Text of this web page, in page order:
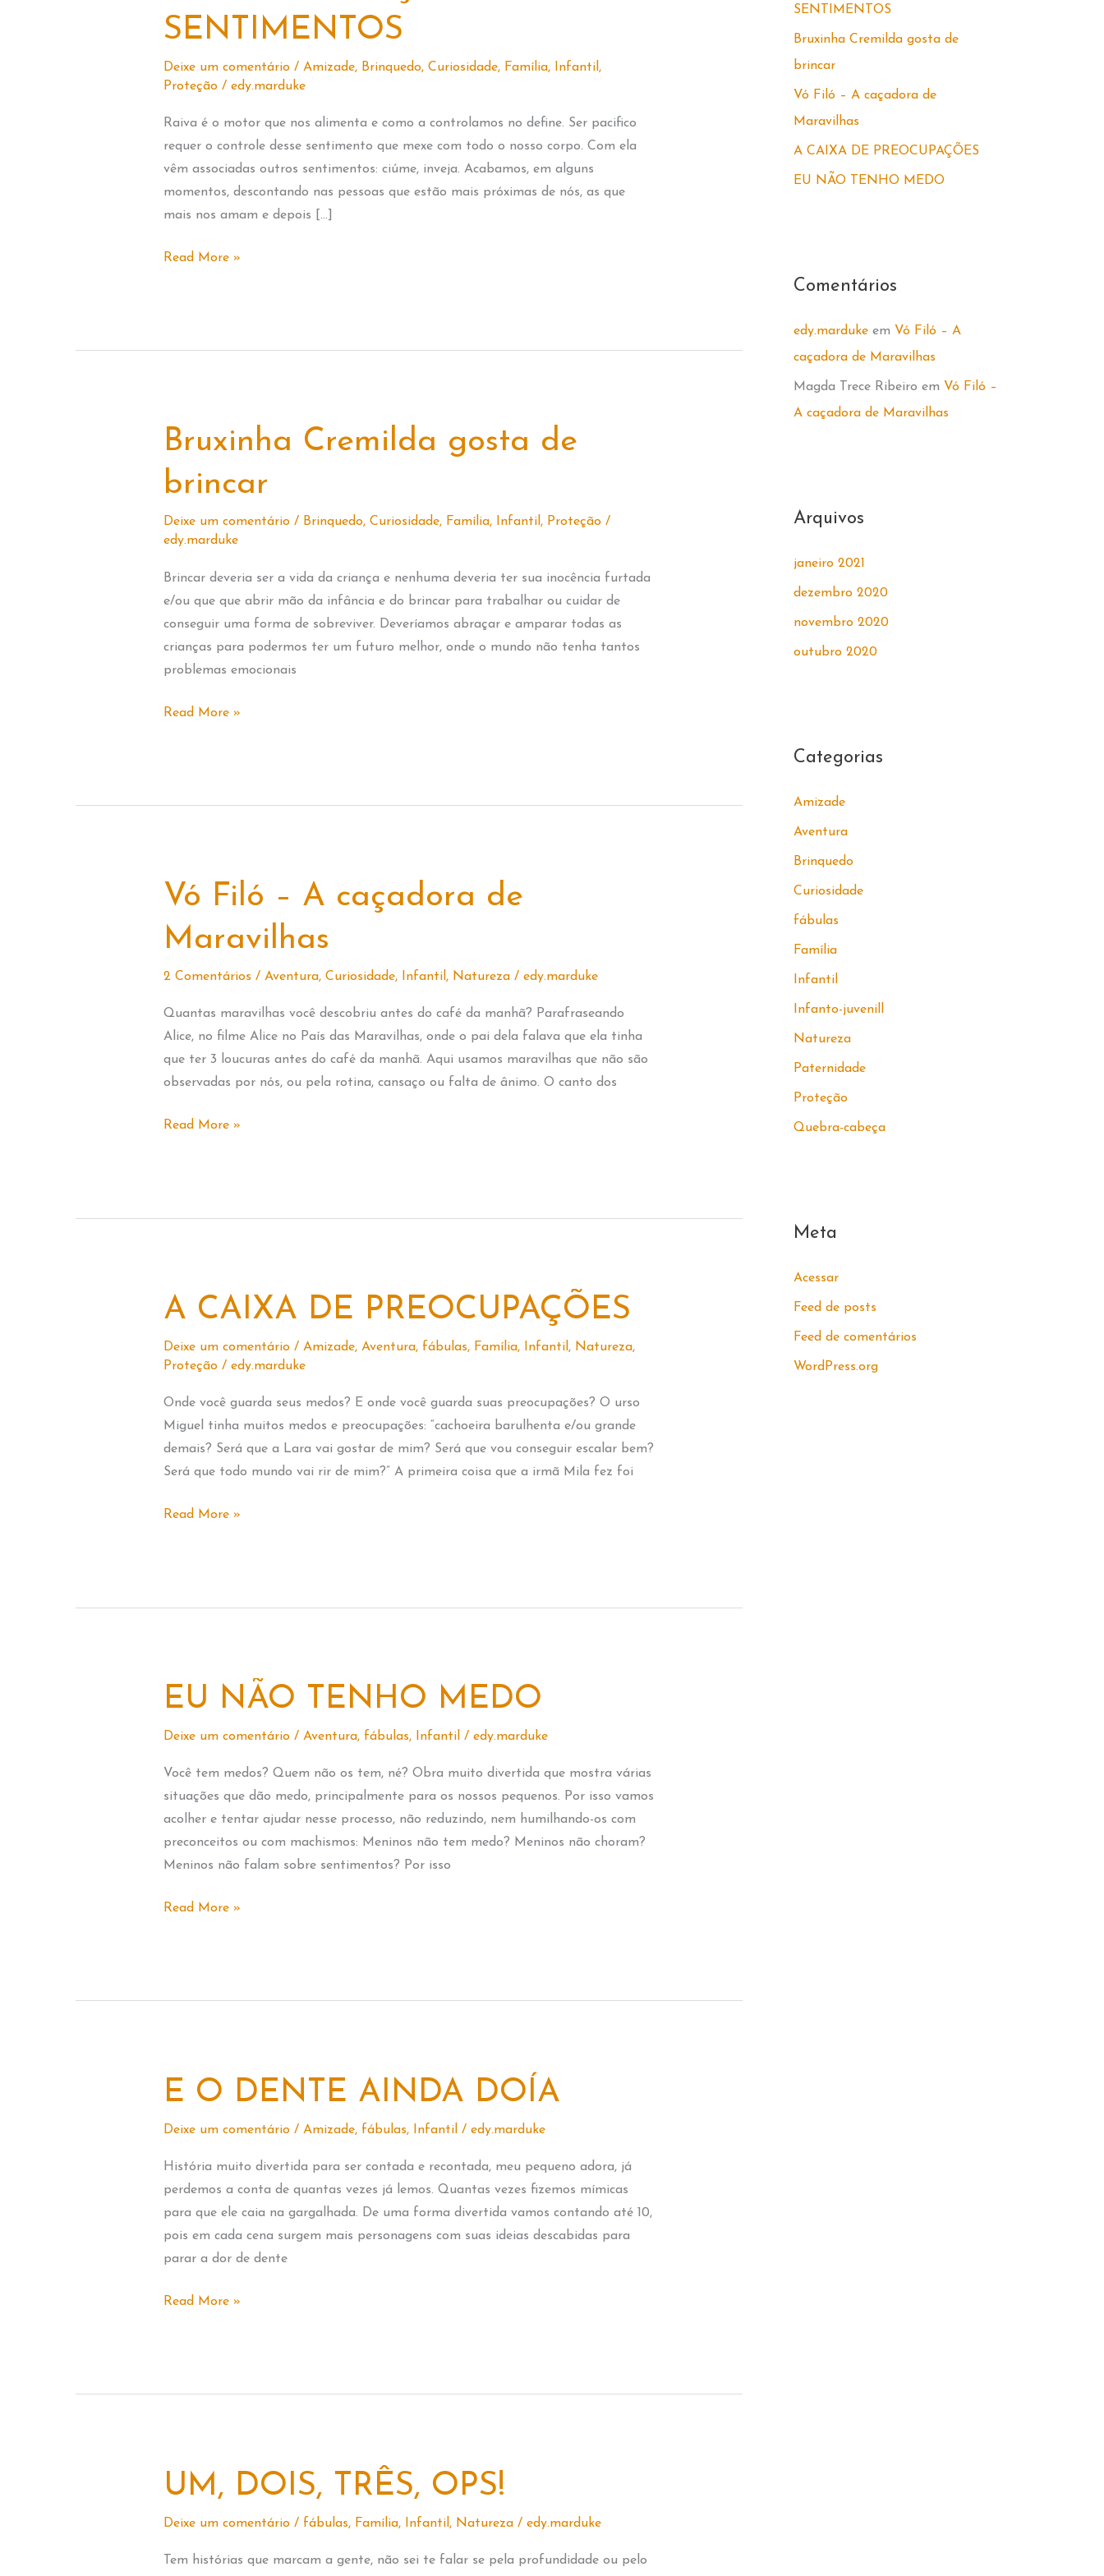
SENTIMENTOS
Deixe um comentário / Amizade, Brinquedo, Curiosidade, Família, Infantil ,
Proteção/ edy.marduke
Raiva é o motor que nos alimenta e como a controlamos no define. Ser pacifico
requer o controle desse sentimento que mexe com todo o nosso corpo. Com ela
vêm associadas outros sentimentos: ciúme, inveja. Acabamos, em alguns
momentos, descontando nas pessoas que estão mais próximas de nós, as que
mais nos amam e depois […]
RAIVA
Read More »
Bruxinha Cremilda gosta de
brincar
Deixe um comentário / Brinquedo, Curiosidade, Família, Infantil, Proteção/
edy.marduke
Brincar deveria ser a vida da criança e nenhuma deveria ter sua inocência furtada
e/ou que que abrir mão da infância e do brincar para trabalhar ou cuidar de
conseguir uma forma de sobreviver. Deveríamos abraçar e amparar todas as
crianças para podermos ter um futuro melhor, onde o mundo não tenha tantos
problemas emocionais
Bruxinha
brincar
Read More »
Vó Filó – A caçadora de
Maravilhas
2 Comentários / Aventura, Curiosidade, Infantil, Natureza/ edy.marduke
Quantas maravilhas você descobriu antes do café da manhã? Parafraseando
Alice, no filme Alice no País das Maravilhas, onde o pai dela falava que ela tinha
que ter 3 loucuras antes do café da manhã. Aqui usamos maravilhas que não são
observadas por nós, ou pela rotina, cansaço ou falta de ânimo. O canto dos
Vó
caçadora
Read More »
A CAIXA DE PREOCUPAÇÕES
Deixe um comentário / Amizade, Aventura, fábulas, Família, Infantil , Natureza,
Proteção/ edy.marduke
Onde você guarda seus medos? E onde você guarda suas preocupações? O urso
Miguel tinha muitos medos e preocupações: “cachoeira barulhenta e/ou grande
demais? Será que a Lara vai gostar de mim? Será que vou conseguir escalar bem?
Será que todo mundo vai rir de mim?” A primeira coisa que a irmã Mila fez foi
A
Read More »
EU NÃO TENHO MEDO
Deixe um comentário / Aventura, fábulas, Infantil / edy.marduke
Você tem medos? Quem não os tem, né? Obra muito divertida que mostra várias
situações que dão medo, principalmente para os nossos pequenos. Por isso vamos
acolher e tentar ajudar nesse processo, não reduzindo, nem humilhando-os com
preconceitos ou com machismos: Meninos não tem medo? Meninos não choram?
Meninos não falam sobre sentimentos? Por isso
EU
Read More »
E O DENTE AINDA DOÍA
Deixe um comentário / Amizade, fábulas, Infantil / edy.marduke
História muito divertida para ser contada e recontada, meu pequeno adora, já
perdemos a conta de quantas vezes já lemos. Quantas vezes fizemos mímicas
para que ele caia na gargalhada. De uma forma divertida vamos contando até 10,
pois em cada cena surgem mais personagens com suas ideias descabidas para
parar a dor de dente
E
DOÍA
Read More »
UM, DOIS, TRÊS, OPS!
Deixe um comentário / fábulas, Família, Infantil , Natureza/ edy.marduke
Tem histórias que marcam a gente, não sei te falar se pela profundidade ou pelo
SENTIMENTOS
Bruxinha Cremilda gosta de
brincar
Vó Filó – A caçadora de
Maravilhas
A CAIXA DE PREOCUPAÇÕES
EU NÃO TENHO MEDO
Comentários
edy.marduke em Vó Filó – A
caçadora de Maravilhas
Magda Trece Ribeiro em Vó Filó –
A caçadora de Maravilhas
Arquivos
janeiro 2021
dezembro 2020
novembro 2020
outubro 2020
Categorias
Amizade
Aventura
Brinquedo
Curiosidade
fábulas
Família
Infantil
Infanto-juvenill
Natureza
Paternidade
Proteção
Quebra-cabeça
Meta
Acessar
Feed de posts
Feed de comentários
WordPress.org